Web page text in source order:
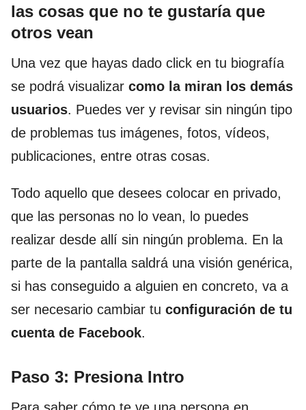
las cosas que no te gustaría que
otros vean
Una vez que hayas dado click en tu biografía
se podrá visualizar como la miran los demás
usuarios. Puedes ver y revisar sin ningún tipo
de problemas tus imágenes, fotos, vídeos,
publicaciones, entre otras cosas.
Todo aquello que desees colocar en privado,
que las personas no lo vean, lo puedes
realizar desde allí sin ningún problema. En la
parte de la pantalla saldrá una visión genérica,
si has conseguido a alguien en concreto, va a
ser necesario cambiar tu configuración de tu
cuenta de Facebook.
Paso 3: Presiona Intro
Para saber cómo te ve una persona en